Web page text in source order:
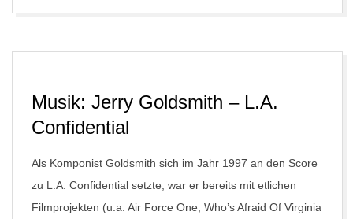
Musik: Jerry Goldsmith – L.A.
Confidential
Als Komponist Goldsmith sich im Jahr 1997 an den Score
zu L.A. Confidential setzte, war er bereits mit etlichen
Filmprojekten (u.a. Air Force One, Who’s Afraid Of Virginia